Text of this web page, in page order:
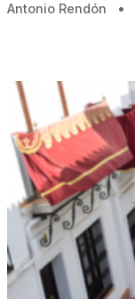
Antonio Rendón •